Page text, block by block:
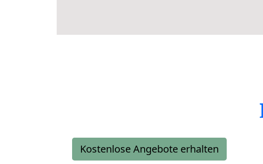
Kostenlose Angebote erhalten